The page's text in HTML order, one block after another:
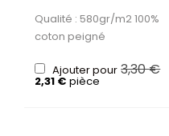
Qualité : 580gr/m2 100%
coton peigné
Ajouter pour 3,30€
2,31 € pièce